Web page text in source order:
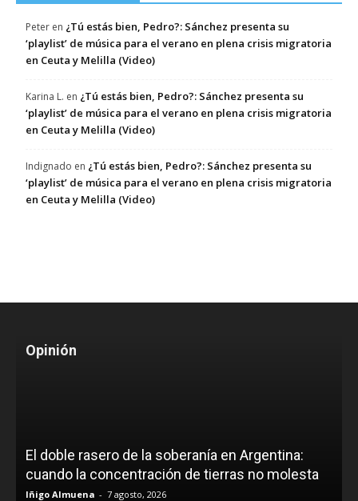
Peter en ¿Tú estás bien, Pedro?: Sánchez presenta su
‘playlist’ de música para el verano en plena crisis migratoria
en Ceuta y Melilla (Video)
Karina L. en ¿Tú estás bien, Pedro?: Sánchez presenta su
‘playlist’ de música para el verano en plena crisis migratoria
en Ceuta y Melilla (Video)
Indignado en ¿Tú estás bien, Pedro?: Sánchez presenta su
‘playlist’ de música para el verano en plena crisis migratoria
en Ceuta y Melilla (Video)
Opinión
El doble rasero de la soberanía en Argentina:
cuando la concentración de tierras no molesta
Iñigo Almuena - 7 agosto, 2026